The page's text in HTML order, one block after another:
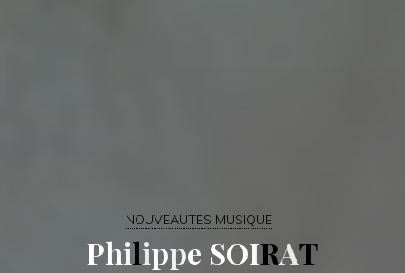
NOUVEAUTES MUSIQUE
Philippe SOIRAT